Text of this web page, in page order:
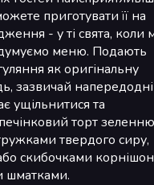
приготувати її на
- у ті свята, коли
меню. Подають
як оригінальну
зазвичай напередодні
ущільнитися та
торт
твердого сиру,
скибочками
шматками.